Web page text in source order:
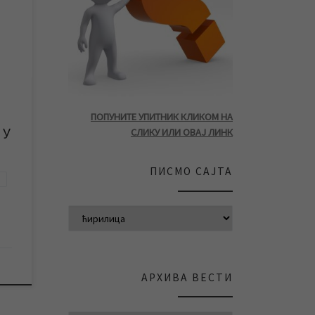
ПОПУНИТЕ УПИТНИК КЛИКОМ НА
СЛИКУ ИЛИ ОВАЈ ЛИНК
ПИСМО САЈТА
АРХИВА ВЕСТИ